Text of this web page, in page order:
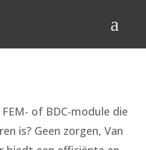
of BDC-module die
is? Geen zorgen, Van